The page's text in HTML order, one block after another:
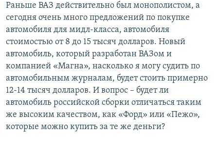
Раньше ВАЗ действительно был монополистом, а
сегодня очень много предложений по покупке
автомобиля для мидл-класса, автомобиля
стоимостью от 8 до 15 тысяч долларов. Новый
автомобиль, который разработан ВАЗом и
компанией «Магна», насколько я могу судить по
автомобильным журналам, будет стоить примерно
12-14 тысяч долларов. И вопрос – будет ли
автомобиль российской сборки отличаться таким
же высоким качеством, как «Форд» или «Пежо»,
которые можно купить за те же деньги?